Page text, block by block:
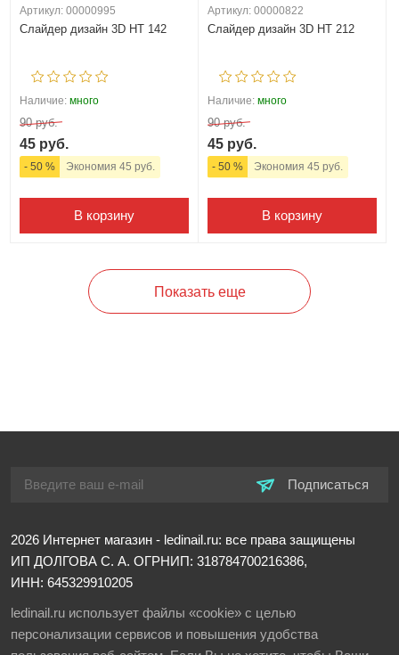
Артикул: 00000995
Слайдер дизайн 3D HT 142
Наличие: много
90 руб.
45 руб.
- 50 % Экономия 45 руб.
В корзину
Артикул: 00000822
Слайдер дизайн 3D HT 212
Наличие: много
90 руб.
45 руб.
- 50 % Экономия 45 руб.
В корзину
Показать еще
Подписаться
2026 Интернет магазин - ledinail.ru: все права защищены
ИП ДОЛГОВА С. А. ОГРНИП: 318784700216386,
ИНН: 645329910205
ledinail.ru использует файлы «cookie» с целью
персонализации сервисов и повышения удобства